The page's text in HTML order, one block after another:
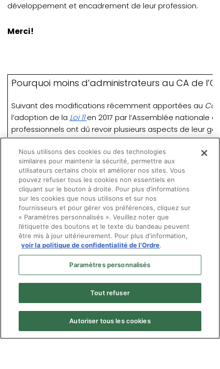
développement et encadrement de leur profession.
Merci!
Pourquoi moins d’administrateurs au CA de
Suivant des modifications récemment apportées au
l’adoption de la (opens in a new tab)
Loi 11 en 2017 par l’Assemblée nationale
professionnels ont dû revoir plusieurs aspects de leur
qui concerne la composition de leur conseil
optométristes, le Conseil d’administration qui était
administrateurs (16 optométristes élus et 4
professions) sera à compter de 2019, composé de 13
élus et 4 administrateurs nommés).
Menu
© Ordre des optométristes du Québec
Nous utilisons des cookies ou des technologies
similaires pour maintenir la sécurité, permettre aux
utilisateurs certains choix et améliorer nos sites. Vous
pouvez refuser tous les cookies non essentiels en
cliquant sur le bouton à droite. Pour plus d’informations
sur les cookies que nous utilisons et sur nos
fournisseurs et pour gérer vos préférences, cliquez sur
« Paramètres personnalisés ». Veuillez noter que
l’étiquette des boutons et le texte du bandeau peuvent
être mis à jour ultérieurement. Pour plus d'information,
voir la politique de confidentialité de l'Ordre.
Paramètres personnalisés
Tout refuser
Autoriser tous les cookies